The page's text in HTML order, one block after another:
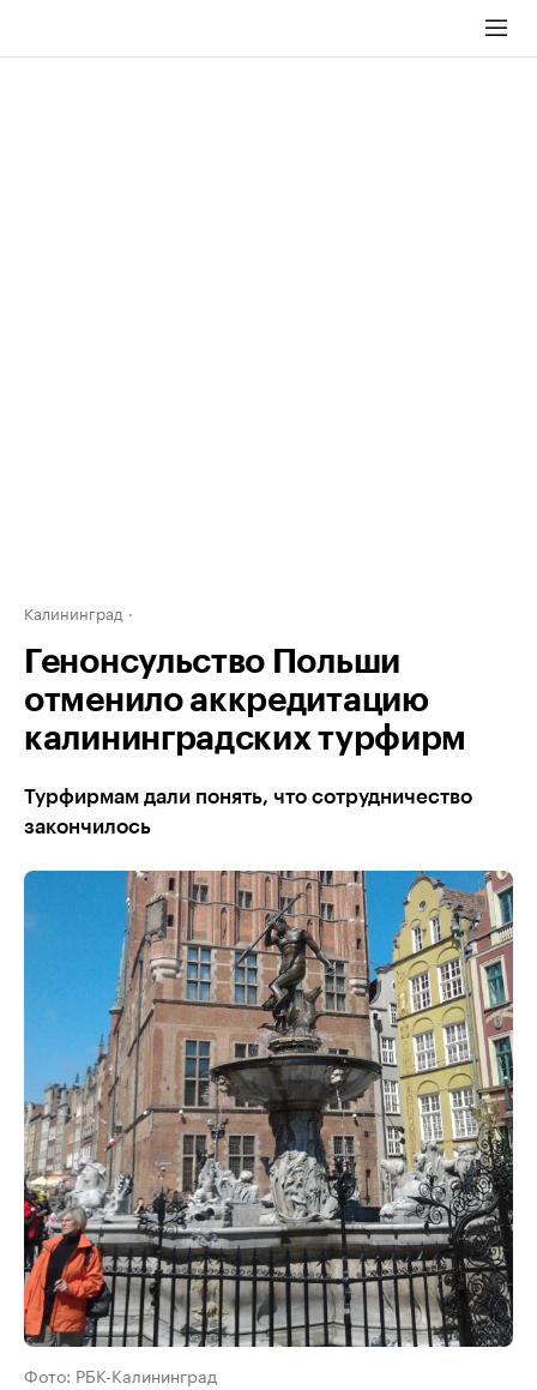
Калининград
Генонсульство Польши
отменило аккредитацию
калининградских турфирм
Турфирмам дали понять, что сотрудничество
закончилось
Фото: РБК-Калининград